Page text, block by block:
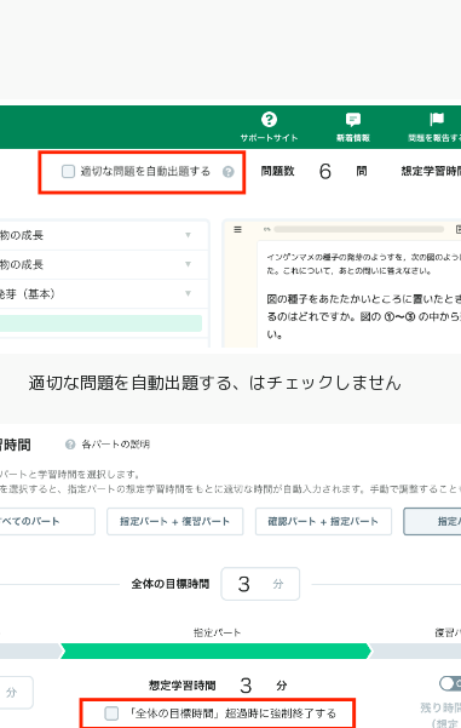
適切な問題を自動出題する、はチェックしません